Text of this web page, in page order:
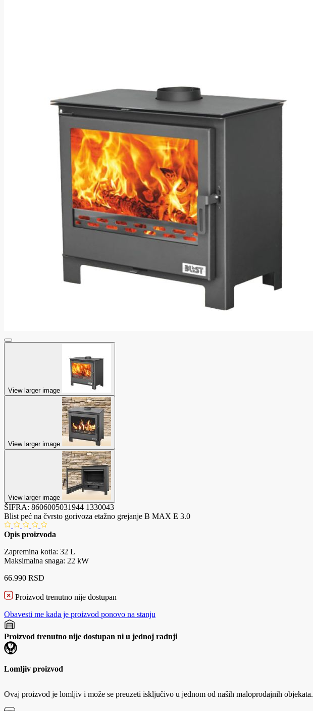
View larger image
View larger image
View larger image
ŠIFRA: 8606005031944 1330043
Blist peć na čvrsto gorivoza etažno grejanje B MAX E 3.0
Opis proizvoda
Zapremina kotla: 32 L
Maksimalna snaga: 22 kW
66.990 RSD
Proizvod trenutno nije dostupan
Obavesti me kada je proizvod ponovo na stanju
Proizvod trenutno nije dostupan ni u jednoj radnji
Lomljiv proizvod
Ovaj proizvod je lomljiv i može se preuzeti isključivo u jednom od naših maloprodajnih objekata.